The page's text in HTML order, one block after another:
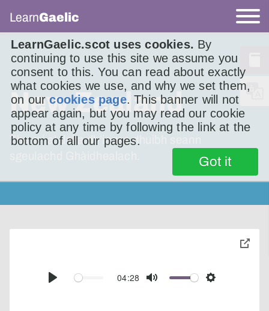
LearnGaelic.scot uses cookies. By
continuing to use this site we assume you
consent to this. You can read about exactly
what cookies we use, and why we set them,
on ourcookies page. This banner will not
appear again, but you may read our cookie
policy at any time by following the link at the
bottom of all our pages.
Got it
LearnGaelic
New Zealand
Tha mi a’ dol a dh’innse dhuibh seann
Play
04:28
Mute Settings
toggle